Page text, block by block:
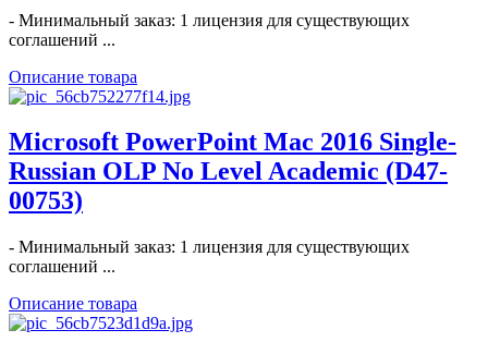
- Минимальный заказ: 1 лицензия для существующих
соглашений ...
Описание товара
Microsoft PowerPoint Mac 2016 Single-
Russian OLP No Level Academic (D47-
00753)
- Минимальный заказ: 1 лицензия для существующих
соглашений ...
Описание товара